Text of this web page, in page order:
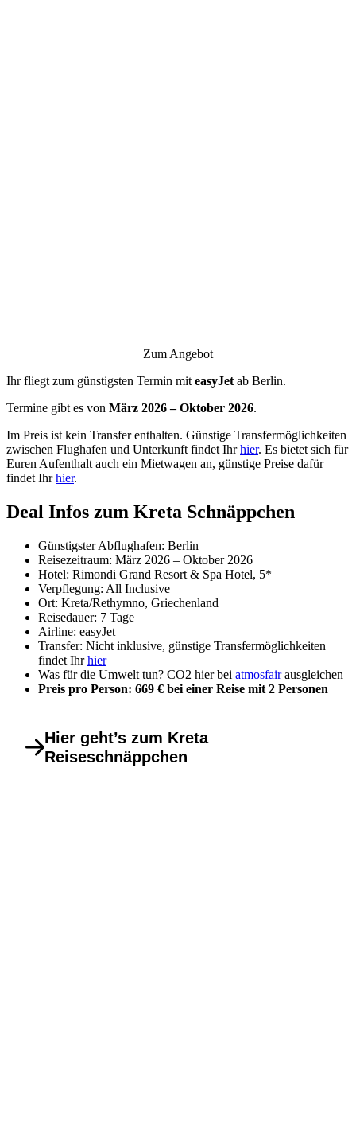
Zum Angebot
Ihr fliegt zum günstigsten Termin mit easyJet ab Berlin.
Termine gibt es von März 2026 – Oktober 2026.
Im Preis ist kein Transfer enthalten. Günstige Transfermöglichkeiten
zwischen Flughafen und Unterkunft findet Ihrhier. Es bietet sich für
Euren Aufenthalt auch ein Mietwagen an, günstige Preise dafür
findet Ihrhier.
Deal Infos zum Kreta Schnäppchen
Günstigster Abflughafen: Berlin
Reisezeitraum: März 2026 – Oktober 2026
Hotel: Rimondi Grand Resort & Spa Hotel, 5*
Verpflegung: All Inclusive
Ort: Kreta/Rethymno, Griechenland
Reisedauer: 7 Tage
Airline: easyJet
Transfer: Nicht inklusive, günstige Transfermöglichkeiten
findet Ihrhier
Was für die Umwelt tun? CO2 hier bei atmosfairausgleichen
Preis pro Person: 669 € bei einer Reise mit 2 Personen
Hier geht’s zum Kreta
Reiseschnäppchen